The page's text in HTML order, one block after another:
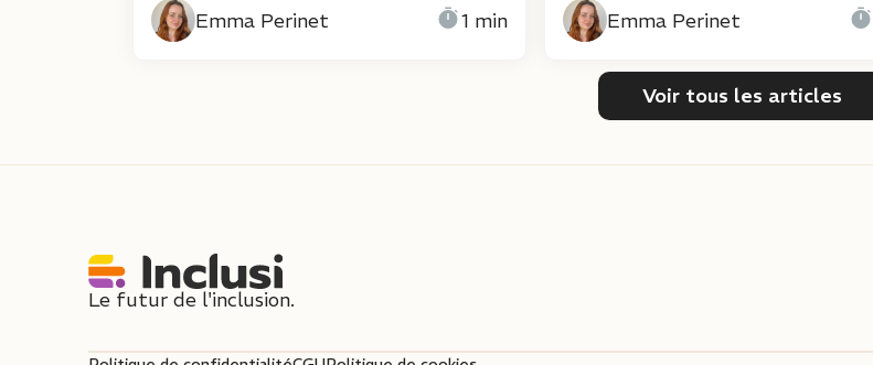
Emma Perinet 1 min Emma Perinet
Voir tous les articles
Le futur de l'inclusion.